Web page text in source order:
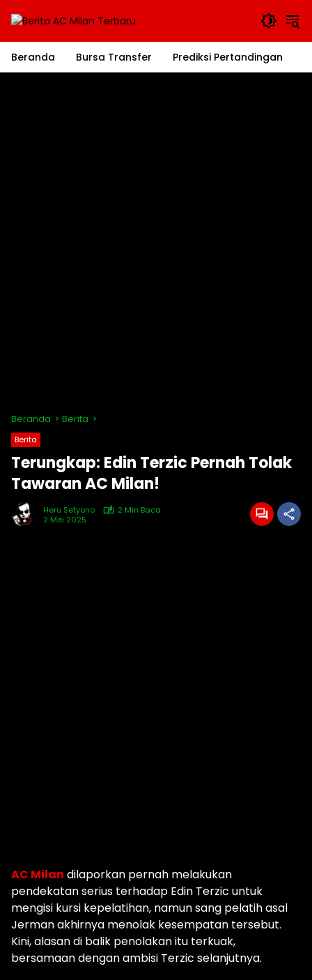
Beranda
Bursa Transfer Prediksi Pertandingan
Beranda Berita
Berita
Terungkap: Edin Terzic Pernah Tolak
Tawaran AC Milan!
Heru Setyono
2 Min Baca
2 Mei 2025
AC Milan dilaporkan pernah melakukan
pendekatan serius terhadap Edin Terzic untuk
mengisi kursi kepelatihan, namun sang pelatih asal
Jerman akhirnya menolak kesempatan tersebut.
Kini, alasan di balik penolakan itu terkuak,
bersamaan dengan ambisi Terzic selanjutnya.